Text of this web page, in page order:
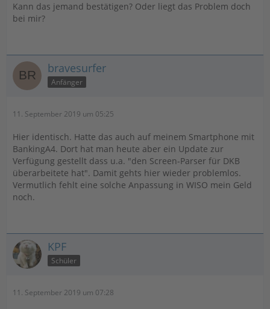
Kann das jemand bestätigen? Oder liegt das Problem doch
bei mir?
bravesurfer
Anfänger
11. September 2019 um 05:25
Hier identisch. Hatte das auch auf meinem Smartphone mit
BankingA4. Dort hat man heute aber ein Update zur
Verfügung gestellt dass u.a. "den Screen-Parser für DKB
überarbeitete hat". Damit gehts hier wieder problemlos.
Vermutlich fehlt eine solche Anpassung in WISO mein Geld
noch.
KPF
Schüler
11. September 2019 um 07:28